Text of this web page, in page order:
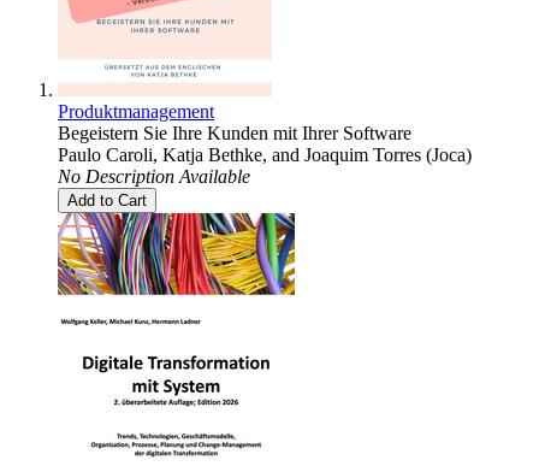
Produktmanagement
Begeistern Sie Ihre Kunden mit Ihrer Software
Paulo Caroli, Katja Bethke, and Joaquim Torres (Joca)
No Description Available
Add to Cart